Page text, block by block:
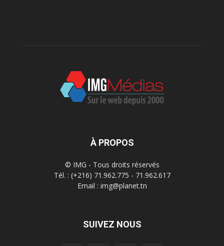
À PROPOS
© IMG - Tous droits réservés
Tél. : (+216) 71.962.775 - 71.962.617
Email : img@planet.tn
SUIVEZ NOUS